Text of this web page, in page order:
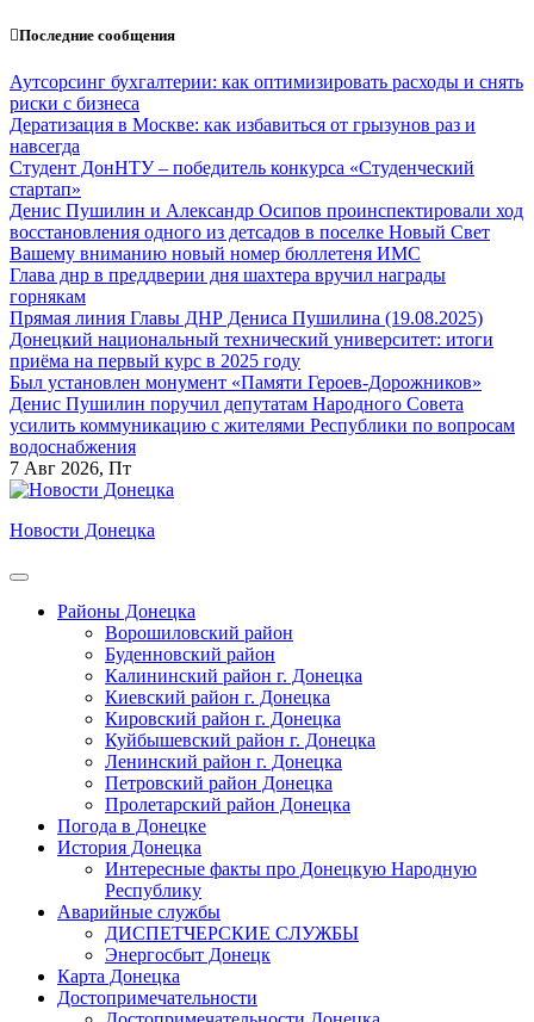
Перейти
содержанию
Последние сообщения
Аутсорсинг бухгалтерии: как оптимизировать расходы и снять
риски с бизнеса
Дератизация в Москве: как избавиться от грызунов раз и
навсегда
Студент ДонНТУ – победитель конкурса «Студенческий
стартап»
Денис Пушилин и Александр Осипов проинспектировали ход
восстановления одного из детсадов в поселке Новый Свет
Вашему вниманию новый номер бюллетеня ИМС
Глава днр в преддверии дня шахтера вручил награды
горнякам
Прямая линия Главы ДНР Дениса Пушилина (19.08.2025)
Донецкий национальный технический университет: итоги
приёма на первый курс в 2025 году
Был установлен монумент «Памяти Героев-Дорожников»
Денис Пушилин поручил депутатам Народного Совета
усилить коммуникацию с жителями Республики по вопросам
водоснабжения
7 Авг 2026, Пт
Новости Донецка
Районы Донецка
Ворошиловский район
Буденновский район
Калининский район г. Донецка
Киевский район г. Донецка
Кировский район г. Донецка
Куйбышевский район г. Донецка
Ленинский район г. Донецка
Петровский район Донецка
Пролетарский район Донецка
Погода в Донецке
История Донецка
Интересные факты про Донецкую Народную
Республику
Аварийные службы
ДИСПЕТЧЕРСКИЕ СЛУЖБЫ
Энергосбыт Донецк
Карта Донецка
Достопримечательности